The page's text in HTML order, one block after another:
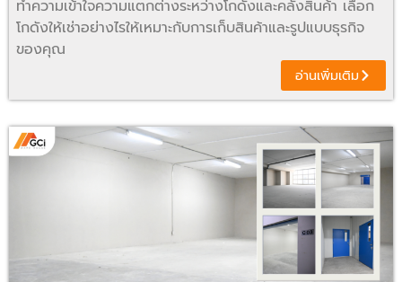
ทำความเข้าใจความแตกต่างระหว่างโกดังและคลังสินค้า เลือก
โกดังให้เช่าอย่างไรให้เหมาะกับการเก็บสินค้าและรูปแบบธุรกิจ
ของคุณ
อ่านเพิ่มเติม